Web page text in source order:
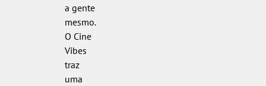
a gente
mesmo.
O Cine
Vibes
traz
uma